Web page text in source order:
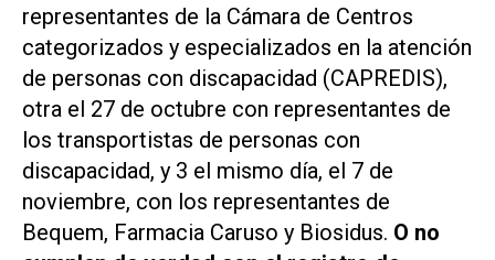
representantes de la Cámara de Centros
categorizados y especializados en la atención
de personas con discapacidad (CAPREDIS),
otra el 27 de octubre con representantes de
los transportistas de personas con
discapacidad, y 3 el mismo día, el 7 de
noviembre, con los representantes de
Bequem, Farmacia Caruso y Biosidus. O no